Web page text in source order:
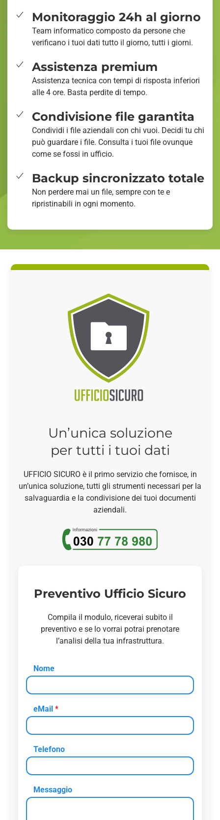
Monitoraggio 24h al giorno
Team informatico composto da persone che
verificano i tuoi dati tutto il giorno, tutti i giorni.
Assistenza premium
Assistenza tecnica con tempi di risposta inferiori
alle 4 ore. Basta perdite di tempo.
Condivisione file garantita
Condividi i file aziendali con chi vuoi. Decidi tu chi
può guardare i file. Consulta i tuoi file ovunque
come se fossi in ufficio.
Backup sincronizzato totale
Non perdere mai un file, sempre con te e
ripristinabili in ogni momento.
Un’unica soluzione
per tutti i tuoi dati
UFFICIO SICURO è il primo servizio che fornisce, in
unʼunica soluzione, tutti gli strumenti necessari per la
salvaguardia e la condivisione dei tuoi documenti
aziendali.
Preventivo Ufficio Sicuro
Compila il modulo, riceverai subito il
preventivo e se lo vorrai potrai prenotare
l’analisi della tua infrastruttura.
Nome
eMail*
Telefono
Messaggio